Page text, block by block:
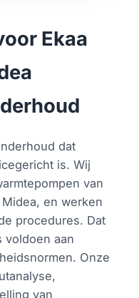
Ekaa
dat
is. Wij
van
en werken
procedures. Dat
voldoen aan
Onze
van